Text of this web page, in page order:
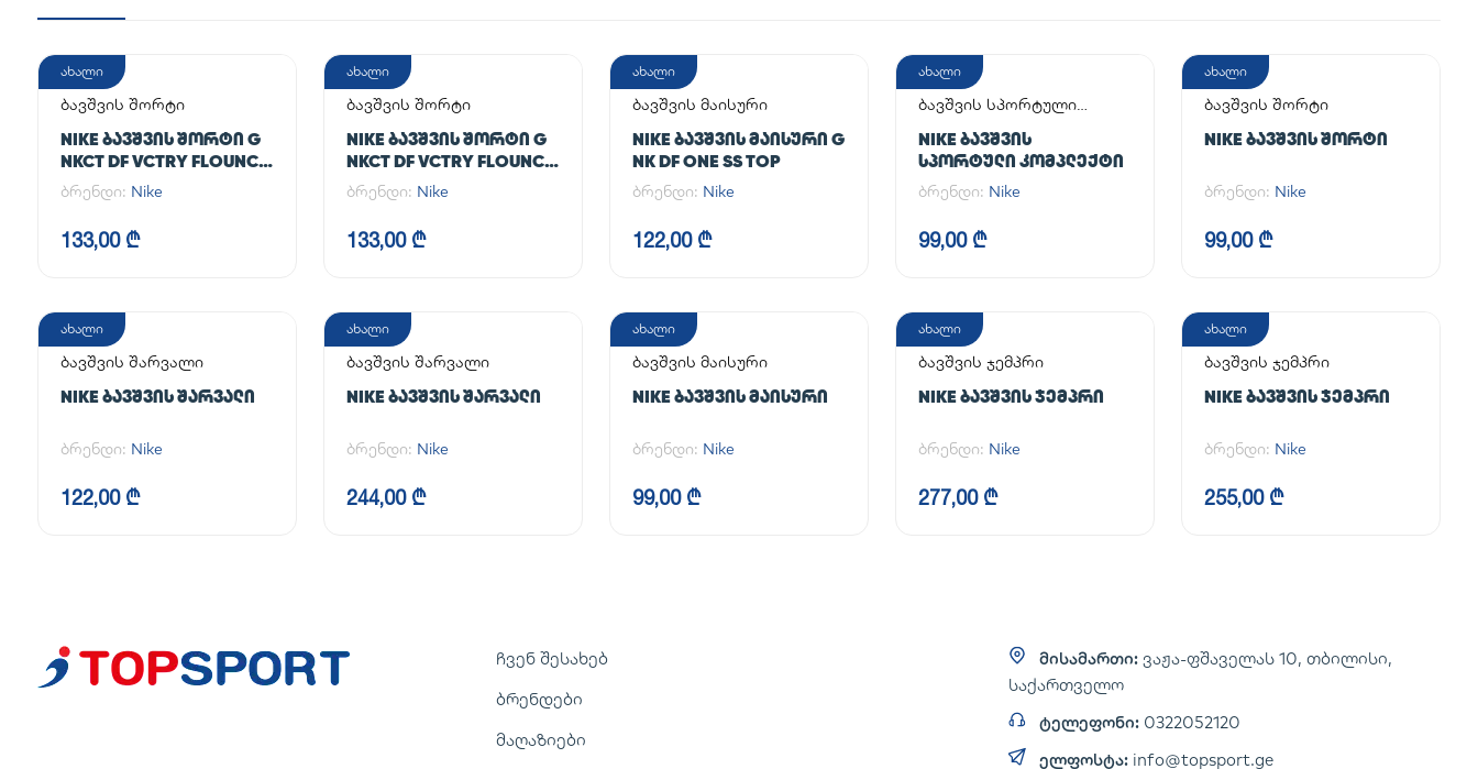
ახალი
ბავშვის შორტი
NIKE ᲑᲐᲕᲨᲕᲘᲡ ᲨᲝᲠᲢᲘ G
NKCT DF VCTRY FLOUNCY
SKRT
ბრენდი: Nike
133,00 ₾
ახალი
ბავშვის შორტი
NIKE ᲑᲐᲕᲨᲕᲘᲡ ᲨᲝᲠᲢᲘ G
NKCT DF VCTRY FLOUNCY
SKRT
ბრენდი: Nike
133,00 ₾
ახალი
ბავშვის მაისური
NIKE ᲑᲐᲕᲨᲕᲘᲡ ᲛᲐᲘᲡᲣᲠᲘ G
NK DF ONE SS TOP
ბრენდი: Nike
122,00 ₾
ახალი
ბავშვის სპორტული
NIKE ᲑᲐᲕᲨᲕᲘᲡ
ᲡᲞᲝᲠᲢᲣᲚᲘ ᲙᲝᲛᲞᲚᲔᲥᲢᲘ
ბრენდი: Nike
99,00 ₾
ახალი
ბავშვის შორტი
NIKE ᲑᲐᲕᲨᲕᲘᲡ ᲨᲝᲠᲢᲘ
ბრენდი: Nike
99,00 ₾
ახალი
ბავშვის შარვალი
NIKE ᲑᲐᲕᲨᲕᲘᲡ ᲨᲐᲠᲕᲐᲚᲘ
ბრენდი: Nike
122,00 ₾
ახალი
ბავშვის შარვალი
NIKE ᲑᲐᲕᲨᲕᲘᲡ ᲨᲐᲠᲕᲐᲚᲘ
ბრენდი: Nike
244,00 ₾
ახალი
ბავშვის მაისური
NIKE ᲑᲐᲕᲨᲕᲘᲡ ᲛᲐᲘᲡᲣᲠᲘ
ბრენდი: Nike
99,00 ₾
ახალი
ბავშვის ჯემპრი
NIKE ᲑᲐᲕᲨᲕᲘᲡ ᲯᲔᲛᲞᲠᲘ
ბრენდი: Nike
277,00 ₾
ახალი
ბავშვის ჯემპრი
NIKE ᲑᲐᲕᲨᲕᲘᲡ ᲯᲔᲛᲞᲠᲘ
ბრენდი: Nike
255,00 ₾
ჩვენ შესახებ
ბრენდები
მაღაზიები
მისამართი: ვაჟა-ფშაველას 10, თბილისი,
საქართველო
ტელეფონი: 0322052120
ელფოსტა: info@topsport.ge